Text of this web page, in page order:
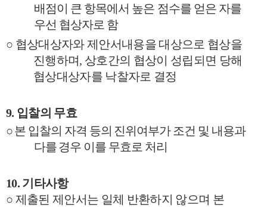
배점이 큰 항목에서 높은 점수를 얻은 자를
우선 협상자로 함
○ 협상대상자와 제안서내용을 대상으로 협상을
진행하며, 상호간의 협상이 성립되면 당해
협상대상자를 낙찰자로 결정
9. 입찰의 무효
○본 입찰의 자격 등의 진위여부가 조건 및 내용과
다를 경우 이를 무효로 처리
10. 기타사항
○ 제출된 제안서는 일체 반환하지 않으며 본